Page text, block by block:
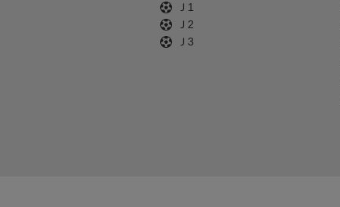
Ｊ1
Ｊ2
Ｊ3